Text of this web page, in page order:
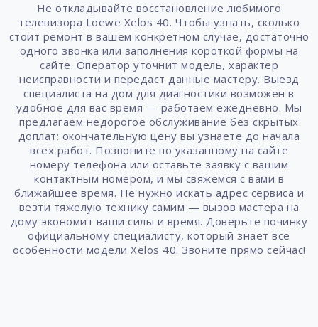
Не откладывайте восстановление любимого
телевизора Loewe Xelos 40. Чтобы узнать, сколько
стоит ремонт в вашем конкретном случае, достаточно
одного звонка или заполнения короткой формы на
сайте. Оператор уточнит модель, характер
неисправности и передаст данные мастеру. Выезд
специалиста на дом для диагностики возможен в
удобное для вас время — работаем ежедневно. Мы
предлагаем недорогое обслуживание без скрытых
доплат: окончательную цену вы узнаете до начала
всех работ. Позвоните по указанному на сайте
номеру телефона или оставьте заявку с вашим
контактным номером, и мы свяжемся с вами в
ближайшее время. Не нужно искать адрес сервиса и
везти тяжелую технику самим — вызов мастера на
дому экономит ваши силы и время. Доверьте починку
официальному специалисту, который знает все
особенности модели Xelos 40. Звоните прямо сейчас!